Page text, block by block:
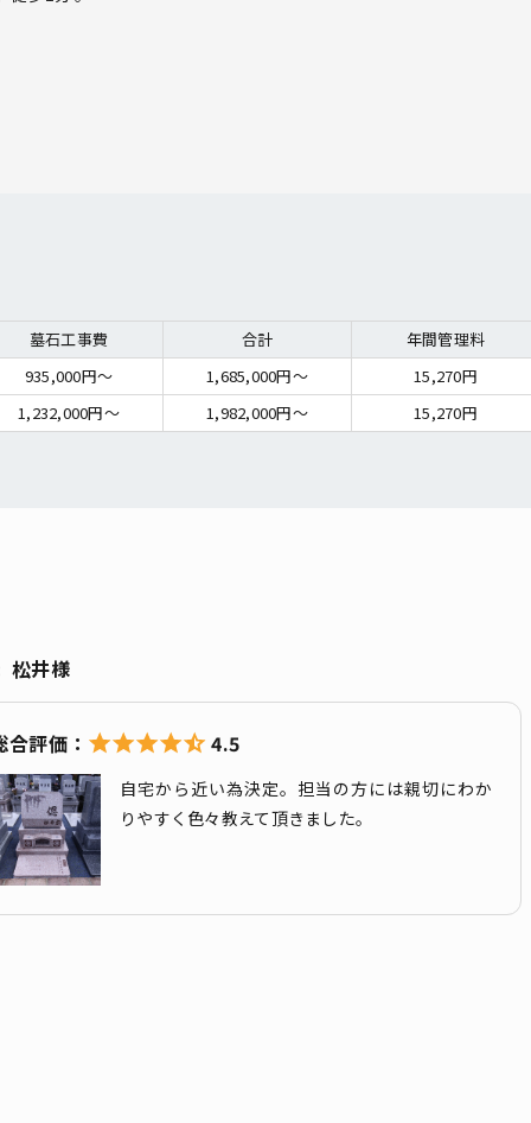
墓石工事費 合計
年間管理料
935,000円～ 1,685,000円～
15,270円
1,232,000円～ 1,982,000円～ 15,270円
松井様
4.5
自宅から近い為決定。担当の方には親切にわか
りやすく色々教えて頂きました。